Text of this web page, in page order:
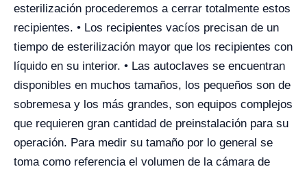
esterilización procederemos a cerrar totalmente estos
recipientes. • Los recipientes vacíos precisan de un
tiempo de esterilización mayor que los recipientes con
líquido en su interior. • Las autoclaves se encuentran
disponibles en muchos tamaños, los pequeños son de
sobremesa y los más grandes, son equipos complejos
que requieren gran cantidad de preinstalación para su
operación. Para medir su tamaño por lo general se
toma como referencia el volumen de la cámara de